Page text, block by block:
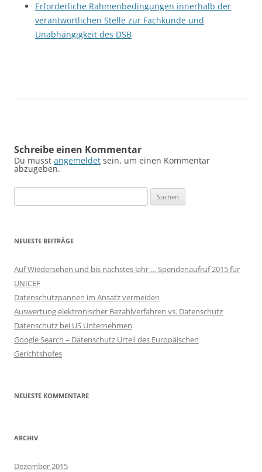
Erforderliche Rahmenbedingungen innerhalb der
verantwortlichen Stelle zur Fachkunde und
Unabhängigkeit des DSB
Schreibe einen Kommentar
Du musst angemeldet sein, um einen Kommentar
abzugeben.
nach:
NEUESTE BEITRÄGE
Auf Wiedersehen und bis nächstes Jahr … Spendenaufruf 2015 für
UNICEF
Datenschutzpannen im Ansatz vermeiden
Auswertung elektronischer Bezahlverfahren vs. Datenschutz
Datenschutz bei US Unternehmen
Google Search – Datenschutz Urteil des Europäischen
Gerichtshofes
NEUESTE KOMMENTARE
ARCHIV
Dezember 2015